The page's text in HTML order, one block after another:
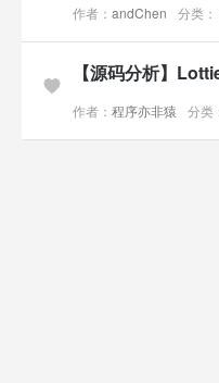
作者： andChen 分类：
【源码分析】
作者： 程序亦非猿 分类